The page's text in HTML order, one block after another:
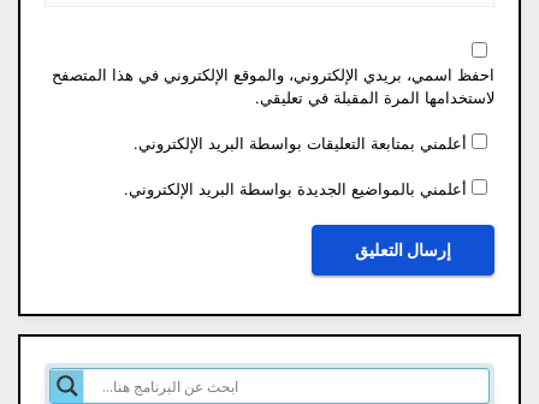
احفظ اسمي، بريدي الإلكتروني، والموقع الإلكتروني في هذا المتصفح
لاستخدامها المرة المقبلة في تعليقي.
أعلمني بمتابعة التعليقات بواسطة البريد الإلكتروني.
أعلمني بالمواضيع الجديدة بواسطة البريد الإلكتروني.